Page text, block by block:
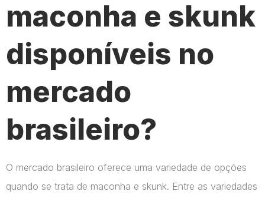
maconha e skunk
disponíveis no
mercado
brasileiro?
O mercado brasileiro oferece uma variedade de opções
quando se trata de maconha e skunk. Entre as variedades